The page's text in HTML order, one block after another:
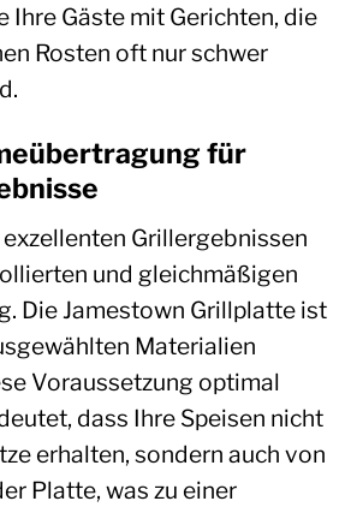
Ihre Gäste mit Gerichten, die
Rosten oft nur schwer
für
exzellenten Grillergebnissen
und gleichmäßigen
Die Jamestown Grillplatte ist
Materialien
Voraussetzung optimal
dass Ihre Speisen nicht
erhalten, sondern auch von
Platte, was zu einer